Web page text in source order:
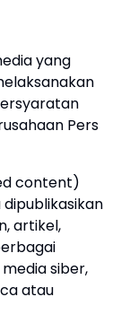
yang
Pers
content)
artikel,
siber,
atau